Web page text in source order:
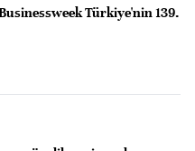
Türkiye'nin 139.